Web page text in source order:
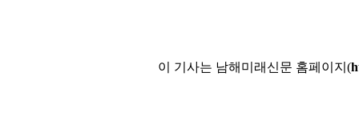
이 기사는 남해미래신문 홈페이지(